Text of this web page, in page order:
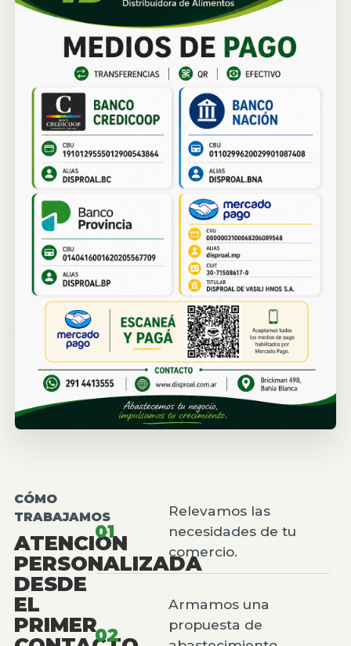
CÓMO
TRABAJAMOS
ATENCIÓN
PERSONALIZADA
DESDE
EL
PRIMER
01
Relevamos las
necesidades de tu
comercio.
02
Armamos una
propuesta de